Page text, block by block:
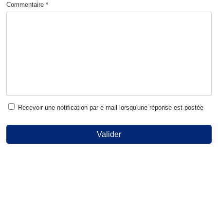
Commentaire *
Recevoir une notification par e-mail lorsqu'une réponse est postée
Valider